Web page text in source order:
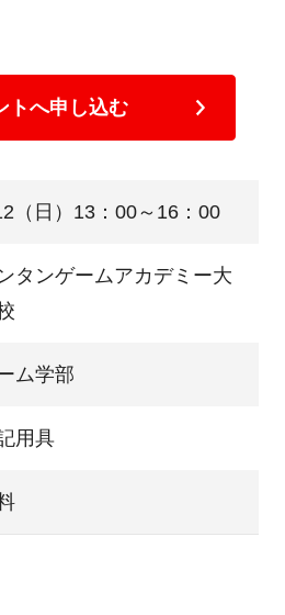
トへ申し込む
（日）13：00～16：00
タンゲームアカデミー大
ム学部
用具